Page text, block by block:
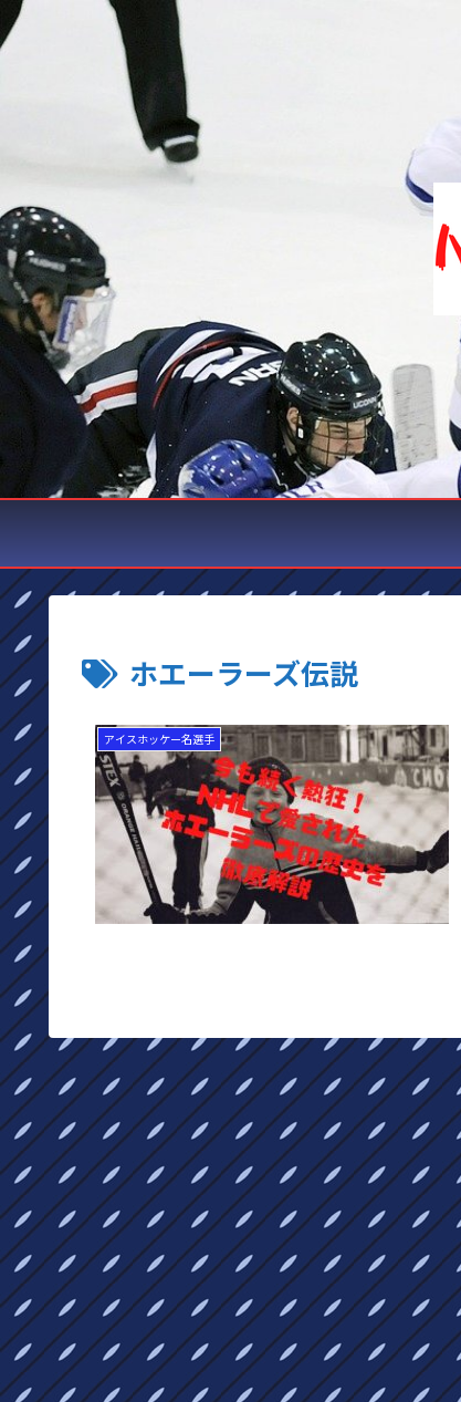
ホエーラーズ伝説
アイスホッケー名選手